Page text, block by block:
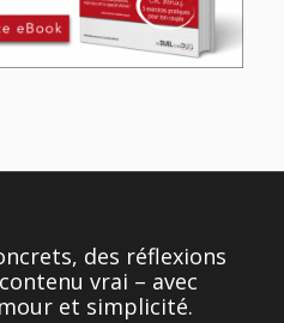
des réflexions
vrai – avec
et simplicité.